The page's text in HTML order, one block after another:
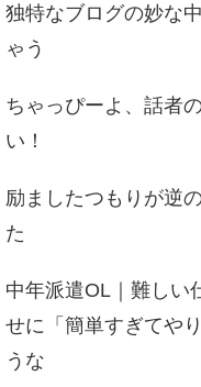
独特なブログの妙な
ゃう
ちゃっぴーよ、話者
い！
励ましたつもりが逆
た
中年派遣OL｜難しい
せに「簡単すぎてや
うな